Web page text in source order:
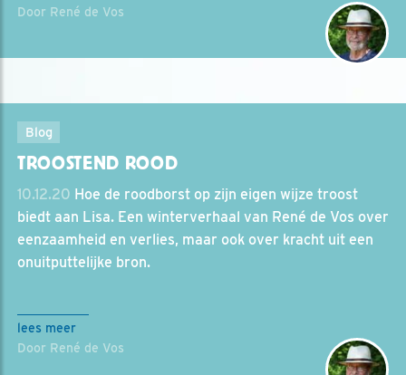
Door René de Vos
Blog
TROOSTEND ROOD
10.12.20 Hoe de roodborst op zijn eigen wijze troost
biedt aan Lisa. Een winterverhaal van René de Vos over
eenzaamheid en verlies, maar ook over kracht uit een
onuitputtelijke bron.
lees meer
Door René de Vos